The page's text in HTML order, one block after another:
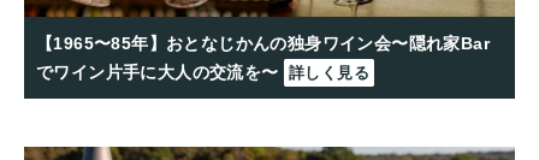
【1965〜85年】おとなじかんの独身ワイン会〜隠れ家Bar
でワイン片手に大人の交流を〜 詳しく見る